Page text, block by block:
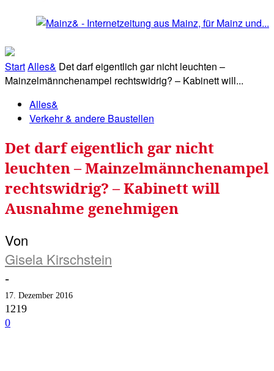
StartAlles& Det darf eigentlich gar nicht leuchten –
Mainzelmännchenampel rechtswidrig? – Kabinett will...
Alles&
Verkehr & andere Baustellen
Det darf eigentlich gar nicht
leuchten – Mainzelmännchenampel
rechtswidrig? – Kabinett will
Ausnahme genehmigen
Von
Gisela Kirschstein
-
17. Dezember 2016
1219
0